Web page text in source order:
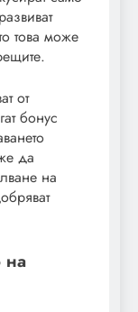
това може
от
бонус
да
на
на